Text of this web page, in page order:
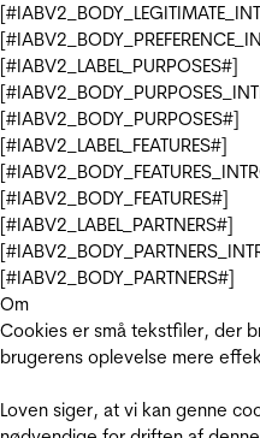
[#IABV2_LABEL_PURPOSES#]
[#IABV2_BODY_PURPOSES#]
[#IABV2_LABEL_FEATURES#]
[#IABV2_BODY_FEATURES#]
[#IABV2_LABEL_PARTNERS#]
[#IABV2_BODY_PARTNERS#]
Om
Cookies er små tekstfiler, der
brugerens oplevelse mere
Loven siger, at vi kan genne